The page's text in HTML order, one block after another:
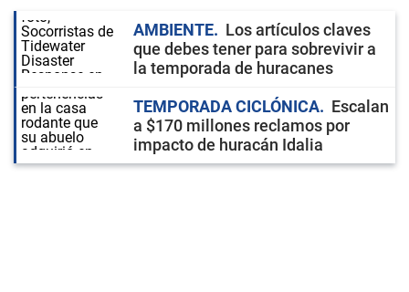
AMBIENTE
Los artículos claves
que debes tener para sobrevivir a
la temporada de huracanes
TEMPORADA CICLÓNICA
Escalan
a $170 millones reclamos por
impacto de huracán Idalia